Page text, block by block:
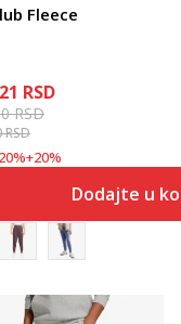
Fleece
RSD
RSD
RSD
20%+20%
Dodajte u